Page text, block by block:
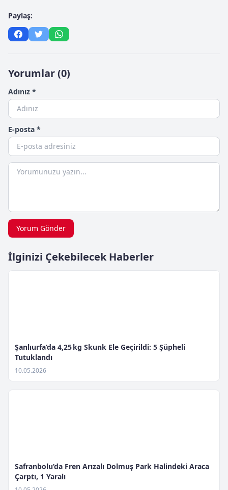
Paylaş:
Yorumlar (0)
Adınız *
E-posta *
Yorum Gönder
İlginizi Çekebilecek Haberler
Şanlıurfa’da 4,25 kg Skunk Ele Geçirildi: 5 Şüpheli
Tutuklandı
10.05.2026
Safranbolu’da Fren Arızalı Dolmuş Park Halindeki Araca
Çarptı, 1 Yaralı